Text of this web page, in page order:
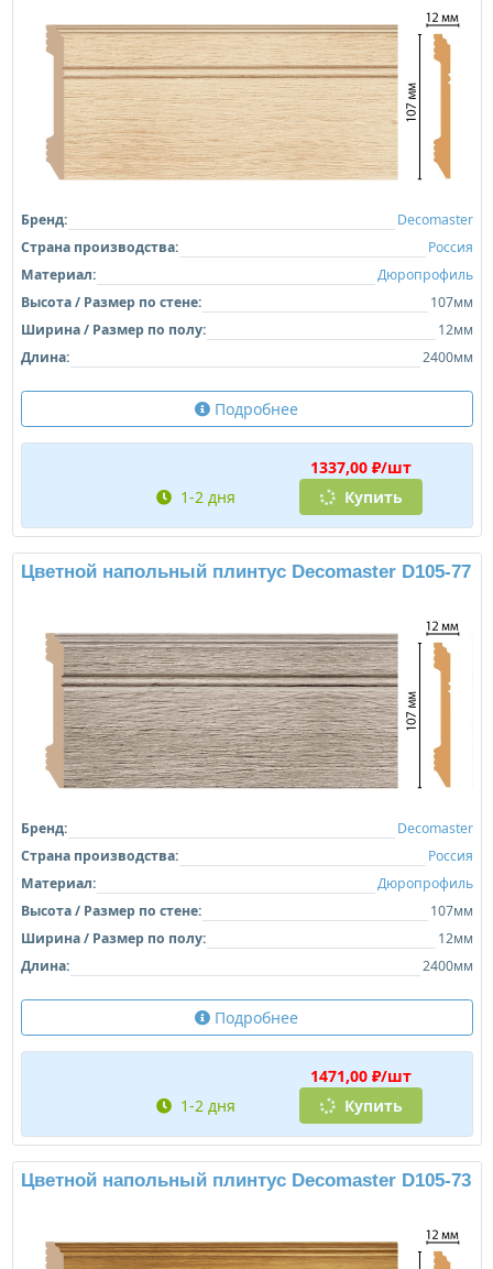
Бренд:
Decomaster
Страна производства:
Россия
Материал:
Дюропрофиль
Высота / Размер по стене:
107мм
Ширина / Размер по полу:
12мм
Длина:
2400мм
Подробнее
1337,00 ₽/шт
1-2 дня
Купить
Цветной напольный плинтус Decomaster D105-77
Бренд:
Decomaster
Страна производства:
Россия
Материал:
Дюропрофиль
Высота / Размер по стене:
107мм
Ширина / Размер по полу:
12мм
Длина:
2400мм
Подробнее
1471,00 ₽/шт
1-2 дня
Купить
Цветной напольный плинтус Decomaster D105-73